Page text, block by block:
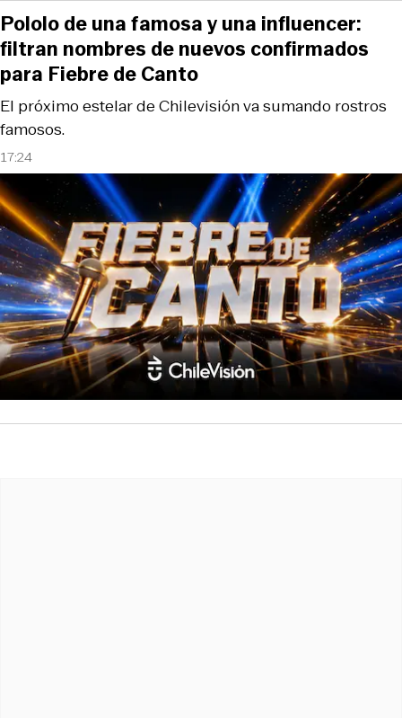
17:24
El próximo estelar de Chilevisión va sumando rostros
famosos.
Pololo de una famosa y una influencer:
filtran nombres de nuevos confirmados
para Fiebre de Canto